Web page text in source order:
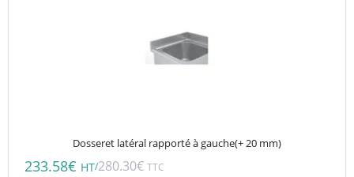
Dosseret latéral rapporté à gauche(+ 20 mm)
233.58€ HT/280.30€ TTC